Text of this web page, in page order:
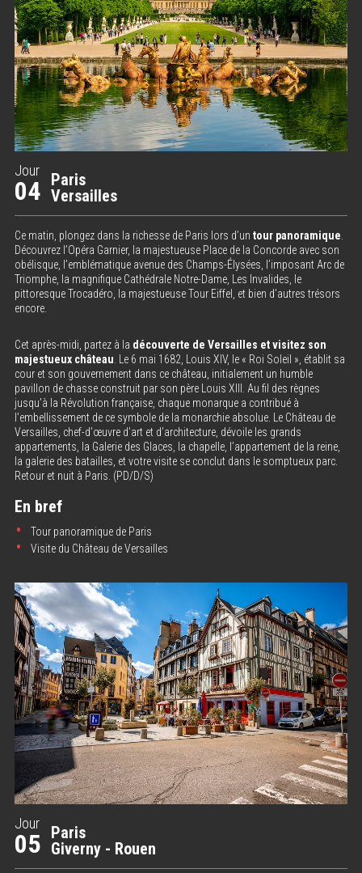
Jour
04 Paris
Versailles
Ce matin, plongez dans la richesse de Paris lors d’un tour panoramique
Découvrez l’Opéra Garnier, la majestueuse Place de la Concorde avec son
obélisque, l’emblématique avenue des Champs-Élysées, l’imposant Arc de
Triomphe, la magnifique Cathédrale Notre-Dame, Les Invalides, le
pittoresque Trocadéro, la majestueuse Tour Eiffel, et bien d’autres trésors
encore.
Cet après-midi, partez à la découverte de Versailles et visitez son
majestueux château . Le 6 mai 1682, Louis XIV, le « Roi Soleil », établit sa
cour et son gouvernement dans ce château, initialement un humble
pavillon de chasse construit par son père Louis XIII. Au fil des règnes
jusqu’à la Révolution française, chaque monarque a contribué à
l’embellissement de ce symbole de la monarchie absolue. Le Château de
Versailles, chef-d’œuvre d’art et d’architecture, dévoile les grands
appartements, la Galerie des Glaces, la chapelle, l’appartement de la reine,
la galerie des batailles, et votre visite se conclut dans le somptueux parc.
Retour et nuit à Paris. (PD/D/S)
En bref
Tour panoramique de Paris
Visite du Château de Versailles
Jour
05 Paris
Giverny - Rouen